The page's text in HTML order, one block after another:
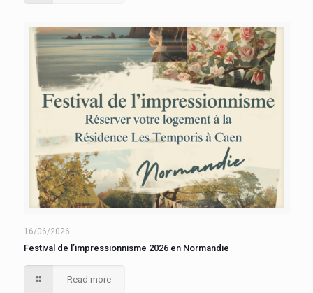
16/06/2026
Festival de l’impressionnisme 2026 en Normandie
Read more